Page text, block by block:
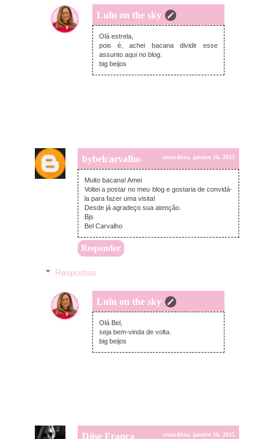
Lulu on the sky
sexta-feira, janeiro 16, 2015
Olá estrela,
pois é, achei bacana dividir esse
assunto aqui no blog.
big beijos
bybelcarvalho sexta-feira, janeiro 16, 2015
Muito bacana! Amei
Voltei a postar no meu blog e gostaria de convidá-
la para fazer uma visita!
Desde já agradeço sua atenção.
Bjs
Bel Carvalho
Responder
Respostas
Lulu on the sky
sexta-feira, janeiro 16, 2015
Olá Bel,
seja bem-vinda de volta.
big beijos
Diise França sexta-feira, janeiro 16, 2015